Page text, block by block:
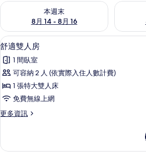
本週末
8月 14 - 8月 16
查看本週末 (8月 14 - 8月 16) 的供應情況
查看下
顯
示
舒
適
雙
房
所
舒適雙人
1
舒適雙人房
1 間臥室
可容納 2 人 (依實際入住人數計費)
1 張特大雙人床
免費無線上網
更多資訊
更
雙